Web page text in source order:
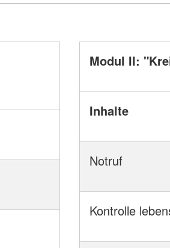
Modul II:
Inhalte
Notruf
Kontrolle